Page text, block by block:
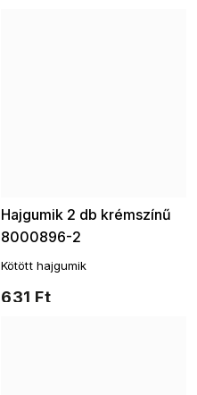
Hajgumik 2 db krémszínű
8000896-2
631 Ft
Kötött hajgumik